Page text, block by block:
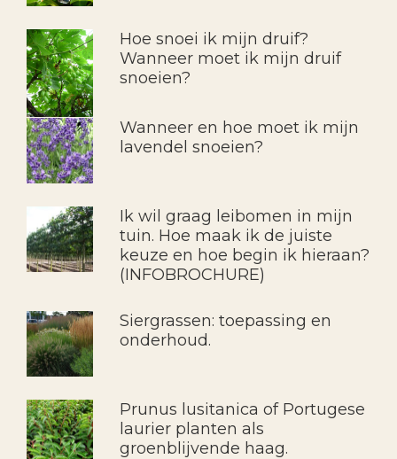
Hoe snoei ik mijn druif?
Wanneer moet ik mijn druif
snoeien?
Wanneer en hoe moet ik mijn
lavendel snoeien?
Ik wil graag leibomen in mijn
tuin. Hoe maak ik de juiste
keuze en hoe begin ik hieraan?
(INFOBROCHURE)
Siergrassen: toepassing en
onderhoud.
Prunus lusitanica of Portugese
laurier planten als
groenblijvende haag.